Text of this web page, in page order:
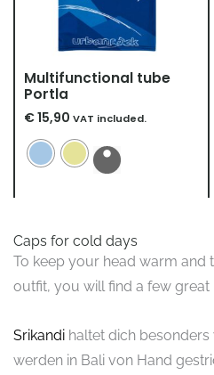
Multifunctional tube
Portla
€15,90 VAT included.
Caps for cold days
To keep your head warm
outfit, you will find a few great
Srikandi haltet dich
werden in Bali von Hand